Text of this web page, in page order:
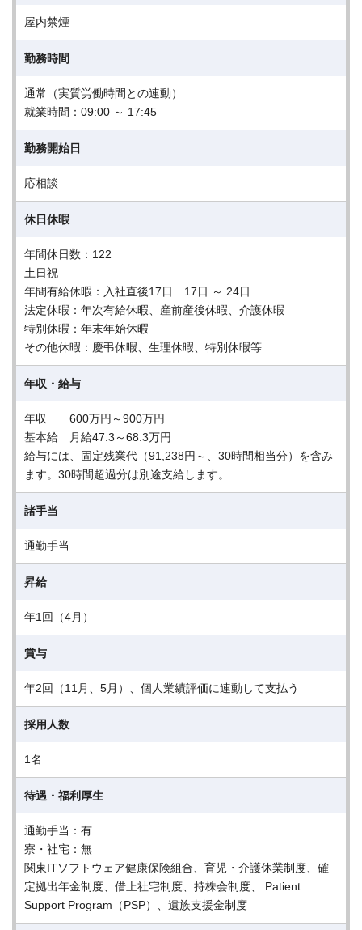
屋内禁煙
勤務時間
通常（実質労働時間との連動）
就業時間：09:00 ～ 17:45
勤務開始日
応相談
休日休暇
年間休日数：122
土日祝
年間有給休暇：入社直後17日 17日 ～ 24日
法定休暇：年次有給休暇、産前産後休暇、介護休暇
特別休暇：年末年始休暇
その他休暇：慶弔休暇、生理休暇、特別休暇等
年収・給与
年収 600万円～900万円
基本給 月給47.3～68.3万円
給与には、固定残業代（91,238円～、30時間相当分）を含み
ます。30時間超過分は別途支給します。
諸手当
通勤手当
昇給
年1回（4月）
賞与
年2回（11月、5月）、個人業績評価に連動して支払う
採用人数
1名
待遇・福利厚生
通勤手当：有
寮・社宅：無
関東ITソフトウェア健康保険組合、育児・介護休業制度、確
定拠出年金制度、借上社宅制度、持株会制度、 Patient
Support Program（PSP）、遺族支援金制度